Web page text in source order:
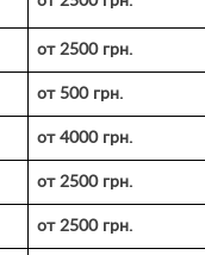
от 2500 грн.
от 500 грн.
от 4000 грн.
от 2500 грн.
от 2500 грн.